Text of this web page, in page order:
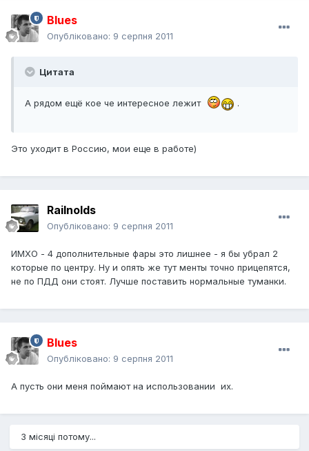
Blues
Опубліковано: 9 серпня 2011
Цитата
А рядом ещё кое че интересное лежит .
Это уходит в Россию, мои еще в работе)
Railnolds
Опубліковано: 9 серпня 2011
ИМХО - 4 дополнительные фары это лишнее - я бы убрал 2
которые по центру. Ну и опять же тут менты точно прицепятся,
не по ПДД они стоят. Лучше поставить нормальные туманки.
Blues
Опубліковано: 9 серпня 2011
А пусть они меня поймают на использовании их.
3 місяці потому...